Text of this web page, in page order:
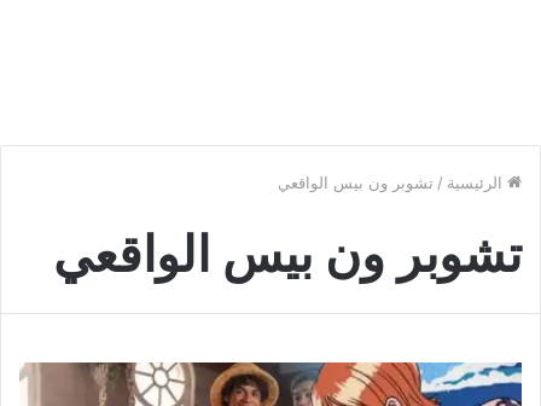
الرئيسية / تشوبر ون بيس الواقعي
تشوبر ون بيس الواقعي